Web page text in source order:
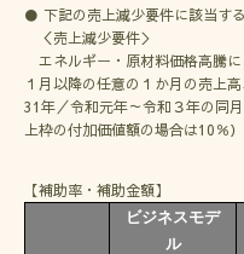
● 下記の売上減少要件に該当す
＜売上減少要件＞
エネルギー・原材料価格高騰
１月以降の任意の１か月の売上
31年／令和元年～令和３年の同
上枠の付加価値額の場合は10％
【補助率・補助金額】
ビジネスモデ
ル